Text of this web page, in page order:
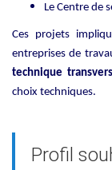
Le Centre de
Ces projets
entreprises de
technique
choix techniques.
Profil